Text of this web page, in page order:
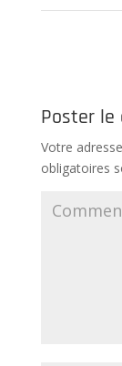
Poster le
Votre
obligatoires